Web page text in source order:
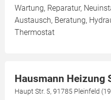
Wartung, Reparatur,
Austausch, Beratung,
Thermostat
Hausmann Heizung
Haupt Str. 5, 91785 Pleinfeld